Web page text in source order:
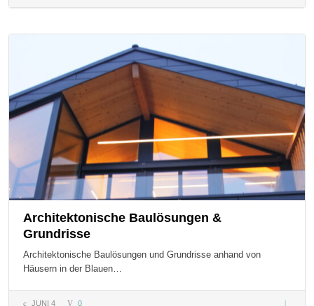
zu den
Architektonische Baulösungen &
Grundrisse
Architektonische Baulösungen und Grundrisse anhand von
Häusern in der Blauen…
JUNI 4 0